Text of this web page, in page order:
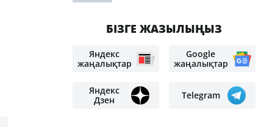
БІЗГЕ ЖАЗЫЛЫҢЫЗ
Яндекс
жаңалықтар
Google
жаңалықтар
Яндекс
Дзен
Telegram